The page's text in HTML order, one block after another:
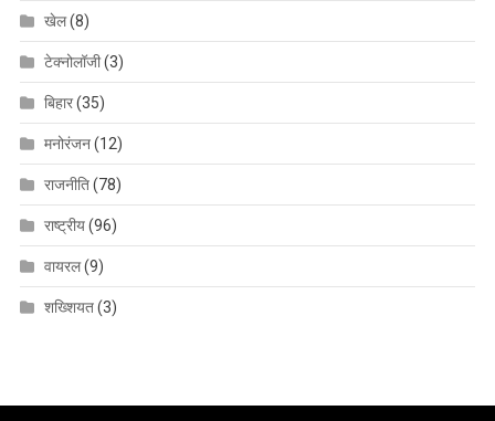
खेल(8)
टेक्नोलॉजी(3)
बिहार(35)
मनोरंजन(12)
राजनीति(78)
राष्ट्रीय(96)
वायरल(9)
शख्शियत(3)